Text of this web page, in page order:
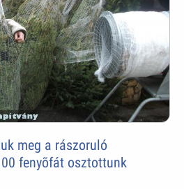
meg a rászoruló
fenyõfát osztottunk